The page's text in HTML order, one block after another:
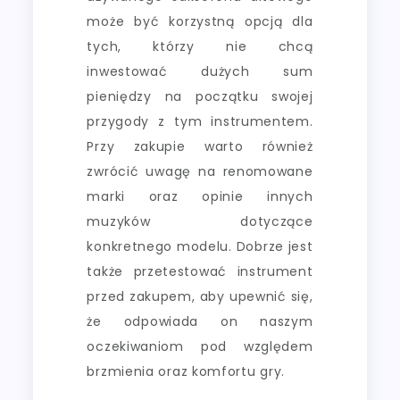
może być korzystną opcją dla
tych, którzy nie chcą
inwestować dużych sum
pieniędzy na początku swojej
przygody z tym instrumentem.
Przy zakupie warto również
zwrócić uwagę na renomowane
marki oraz opinie innych
muzyków dotyczące
konkretnego modelu. Dobrze jest
także przetestować instrument
przed zakupem, aby upewnić się,
że odpowiada on naszym
oczekiwaniom pod względem
brzmienia oraz komfortu gry.